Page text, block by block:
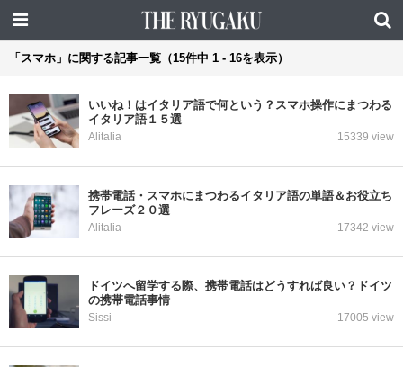
「スマホ」に関する記事一覧（15件中 1 - 16を表示）
いいね！はイタリア語で何という？スマホ操作にまつわる
イタリア語１５選
Alitalia 15339 view
携帯電話・スマホにまつわるイタリア語の単語＆お役立ち
フレーズ２０選
Alitalia 17342 view
ドイツへ留学する際、携帯電話はどうすれば良い？ドイツ
の携帯電話事情
Sissi 17005 view